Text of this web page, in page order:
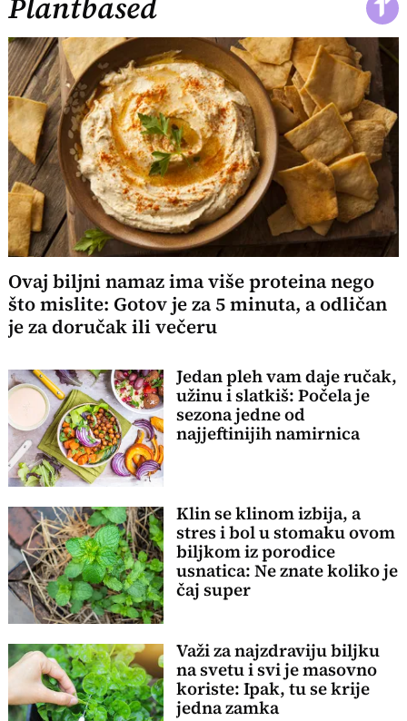
Ovaj biljni namaz ima više proteina nego
što mislite: Gotov je za 5 minuta, a odličan
je za doručak ili večeru
Jedan pleh vam daje ručak,
užinu i slatkiš: Počela je
sezona jedne od
najjeftinijih namirnica
Klin se klinom izbija, a
stres i bol u stomaku ovom
biljkom iz porodice
usnatica: Ne znate koliko je
čaj super
Važi za najzdraviju biljku
na svetu i svi je masovno
koriste: Ipak, tu se krije
jedna zamka